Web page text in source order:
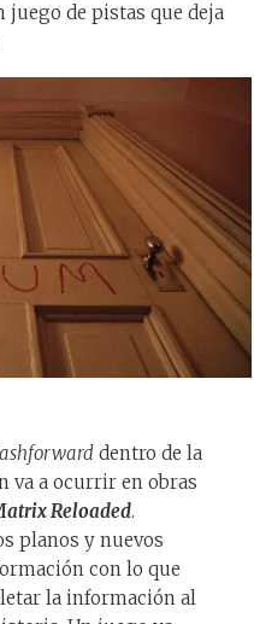
de pistas que deja
dentro de la
va a ocurrir en obras
Reloaded.
planos y nuevos
con lo que
la información al